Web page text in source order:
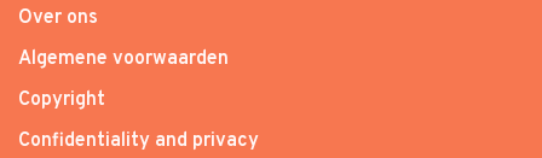
Over ons
Algemene voorwaarden
Copyright
Confidentiality and privacy